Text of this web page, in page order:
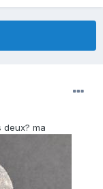
deux? ma